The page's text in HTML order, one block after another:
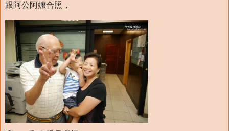
跟阿公阿嬤合照，